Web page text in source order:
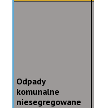
Odpady
komunalne
niesegregowane